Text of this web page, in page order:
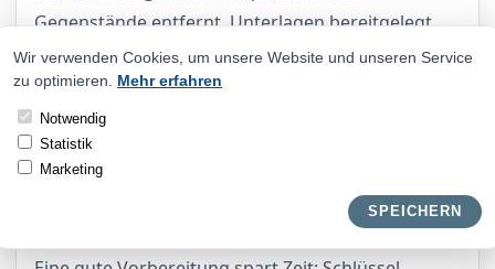
Gegenstände entfernt, Unterlagen bereitgelegt
und offene Fragen zum Fahrzeug notiert werden.
Wenn eine Abmeldung gewünscht ist oder
Kennzeichen am Fahrzeug bleiben sollen, wird dies
im Vorfeld geklärt. So entstehen bei der Übergabe
weniger Missverständnisse.
Vorbereitung der Übergabe
Wir verwenden Cookies, um unsere Website und unseren Service
zu optimieren. Mehr erfahren
Notwendig
Statistik
Marketing
SPEICHERN